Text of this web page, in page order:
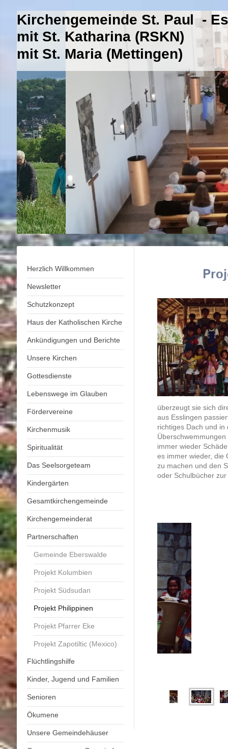
Kirchengemeinde St. Paul -
mit St. Katharina (RSKN)
mit St. Maria (Mettingen)
Herzlich Willkommen
Newsletter
Schutzkonzept
Haus der Katholischen Kirche
Ankündigungen und Berichte
Unsere Kirchen
Gottesdienste
Lebenswege im Glauben
Fördervereine
Kirchenmusik
Spiritualität
Das Seelsorgeteam
Kindergärten
Gesamtkirchengemeinde
Kirchengemeinderat
Partnerschaften
Gemeinde Eberswalde
Projekt Kolumbien
Projekt Südsudan
Projekt Philippinen
Projekt Pfarrer Eke
Projekt Zapotiltic (Mexico)
Flüchtlingshilfe
Kinder, Jugend und Familien
Senioren
Ökumene
Unsere Gemeindehäuser
überzeugt sie sich
aus Esslingen
richtiges Dach und
immer wieder
es immer wieder, die
zu machen und den
oder Schulbücher